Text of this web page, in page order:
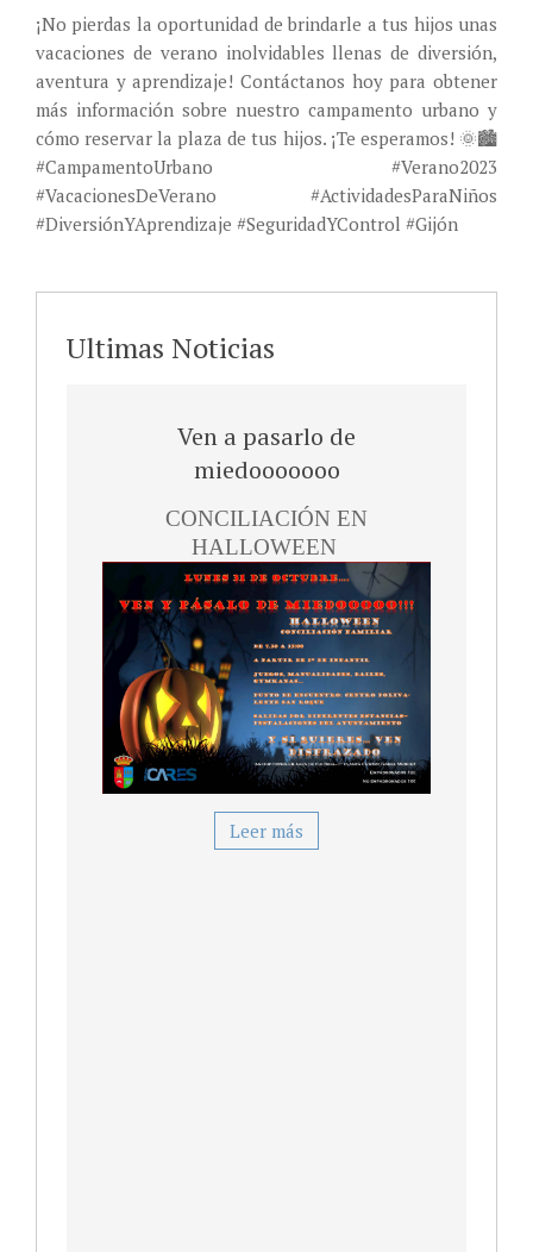
¡No pierdas la oportunidad de brindarle a tus hijos unas
vacaciones de verano inolvidables llenas de diversión,
aventura y aprendizaje! Contáctanos hoy para obtener
más información sobre nuestro campamento urbano y
cómo reservar la plaza de tus hijos. ¡Te esperamos! 🌞🏙️
#CampamentoUrbano #Verano2023
#VacacionesDeVerano #ActividadesParaNiños
#DiversiónYAprendizaje #SeguridadYControl #Gijón
Ultimas Noticias
INSCRIPCIÓN
Inscripción¡Atención familias! ¿Buscas
una opción divertida y segura para que
tus hijos pasen el verano en Gijón
mientras aprenden y se divierten?
¡Tenemos la respuesta perfecta para ti!
Únete a nuestro campamento urbano de
verano.
CLICK AQUÍ PARA INSCRIPCIÓN
Ven a pasarlo de
miedooooooo
CONCILIACIÓN EN
HALLOWEEN
Leer más
http://www.grupocares.com/inscripciones/
jornadas-talleres